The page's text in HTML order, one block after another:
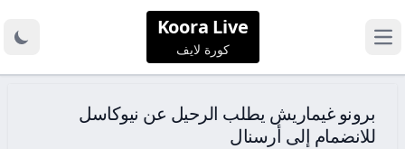
Koora Live
كورة لايف
برونو غيماريش يطلب الرحيل عن نيوكاسل
للانضمام إلى أرسنال